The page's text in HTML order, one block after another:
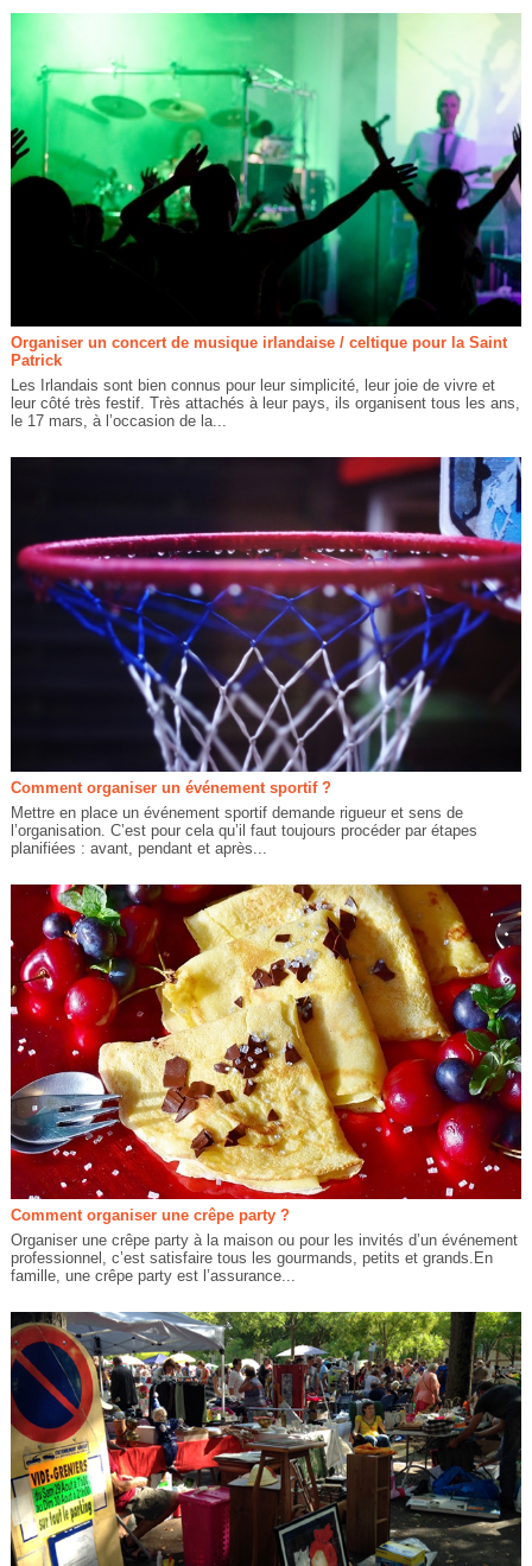
Organiser un concert de musique irlandaise / celtique pour la Saint
Patrick
Les Irlandais sont bien connus pour leur simplicité, leur joie de vivre et
leur côté très festif. Très attachés à leur pays, ils organisent tous les ans,
le 17 mars, à l’occasion de la...
Comment organiser un événement sportif ?
Mettre en place un événement sportif demande rigueur et sens de
l’organisation. C’est pour cela qu’il faut toujours procéder par étapes
planifiées : avant, pendant et après...
Comment organiser une crêpe party ?
Organiser une crêpe party à la maison ou pour les invités d’un événement
professionnel, c’est satisfaire tous les gourmands, petits et grands.En
famille, une crêpe party est l’assurance...